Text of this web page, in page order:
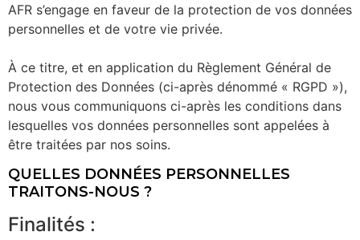
AFR s’engage en faveur de la protection de vos données
personnelles et de votre vie privée.
À ce titre, et en application du Règlement Général de
Protection des Données (ci-après dénommé « RGPD »),
nous vous communiquons ci-après les conditions dans
lesquelles vos données personnelles sont appelées à
être traitées par nos soins.
QUELLES DONNÉES PERSONNELLES
TRAITONS-NOUS ?
Finalités :